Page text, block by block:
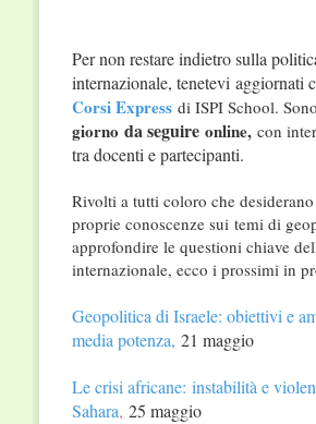
Per non restare indietro sulla
internazionale, tenetevi aggiornati
Corsi Express di ISPI School.
giorno da seguireonline,con
tra docenti e partecipanti.
Rivolti a tutti coloro che
proprie conoscenze sui temi di
approfondire le questioni chiave
internazionale, ecco i prossimi in
Geopolitica di Israele: obiettivi e
media potenza, 21 maggio
Le crisi africane: instabilità e
Sahara, 25 maggio